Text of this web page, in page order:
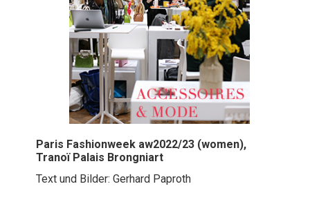
Paris Fashionweek aw2022/23 (women),
Tranoï Palais Brongniart
Text und Bilder: Gerhard Paproth